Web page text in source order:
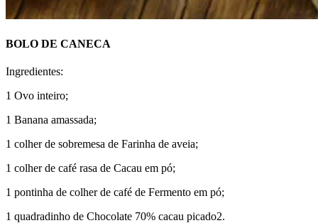
BOLO DE CANECA
Ingredientes:
1 Ovo inteiro;
1 Banana amassada;
1 colher de sobremesa de Farinha de aveia;
1 colher de café rasa de Cacau em pó;
1 pontinha de colher de café de Fermento em pó;
1 quadradinho de Chocolate 70% cacau picado2.